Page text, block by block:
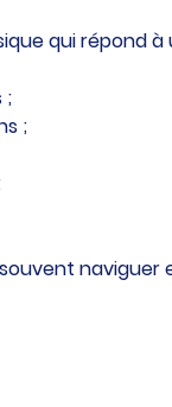
qui répond à
;
;